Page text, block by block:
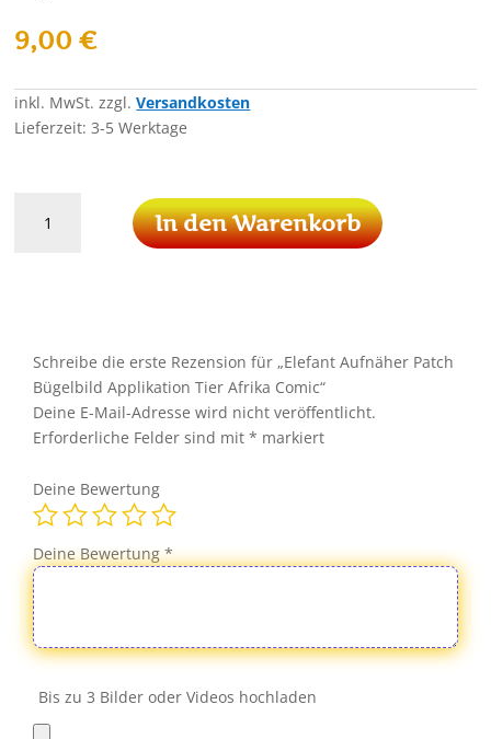
9,00€
inkl. MwSt. zzgl.Versandkosten
Lieferzeit:3-5 Werktage
Aufnäher
Afrika
Comic
Menge
In den Warenkorb
Schreibe die erste Rezension für „Elefant Aufnäher Patch
Bügelbild Applikation Tier Afrika Comic“
Deine E-Mail-Adresse wird nicht veröffentlicht.
Erforderliche Felder sind mit* markiert
Deine Bewertung
Deine Bewertung*
Bis zu 3 Bilder oder Videos hochladen